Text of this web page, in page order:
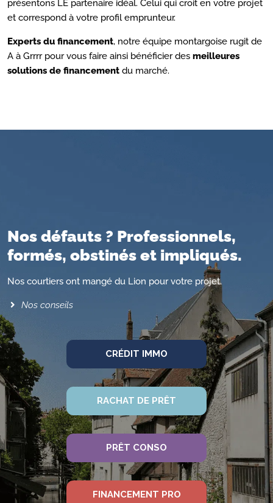
présentons LE partenaire idéal. Celui qui croit en votre projet
et correspond à votre profil emprunteur.
Experts du financement, notre équipe montargoise rugit de
A à Grrrr pour vous faire ainsi bénéficier des meilleures
solutions de financement du marché.
Nos défauts ? Professionnels,
formés, obstinés et impliqués.
Nos courtiers ont mangé du Lion pour votre projet.
Nos conseils
CRÉDIT IMMO
RACHAT DE PRÊT
PRÊT CONSO
FINANCEMENT PRO